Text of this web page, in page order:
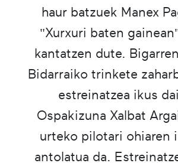
haur batzuek Manex
"Xurxuri baten
kantatzen dute.
Bidarraiko trinkete
estreinatzea ikus
Ospakizuna Xalbat
urteko pilotari ohiaren
antolatua da.